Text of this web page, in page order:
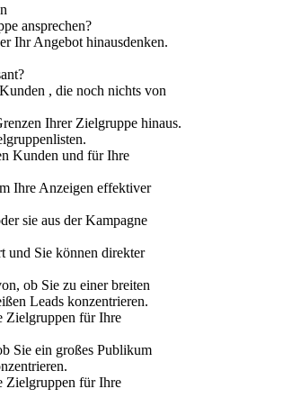
ansprechen?
Ihr Angebot hinausdenken.
, die noch nichts von
Ihrer Zielgruppe hinaus.
Kunden und für Ihre
Ihre Anzeigen effektiver
sie aus der Kampagne
und Sie können direkter
ob Sie zu einer breiten
Leads konzentrieren.
Zielgruppen für Ihre
Sie ein großes Publikum
Zielgruppen für Ihre